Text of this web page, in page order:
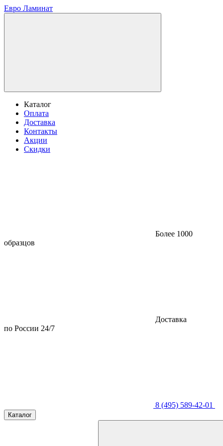
Евро Ламинат
Каталог
Оплата
Доставка
Контакты
Акции
Скидки
Более 1000
образцов
Доставка
по России 24/7
8 (495) 589-42-01
Каталог